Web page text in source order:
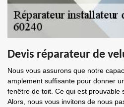
Devis réparateur de
Nous vous assurons que notre
amplement suffisante pour donner
fenêtre de toit. Ce qui est prouvable
Alors, nous vous invitons de nous